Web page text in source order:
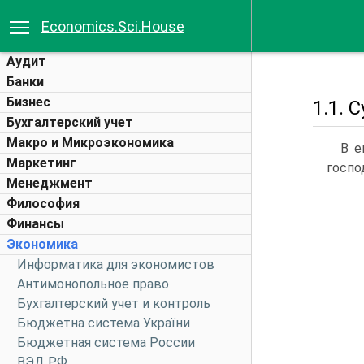
Economics.Sci.House
Аудит
Банки
Бизнес
Бухгалтерский учет
Макро и Микроэкономика
Маркетинг
Менеджмент
Философия
Финансы
Экономика
Информатика для экономистов
Антимонопольное право
Бухгалтерский учет и контроль
Бюджетна система України
Бюджетная система России
1.1.
В